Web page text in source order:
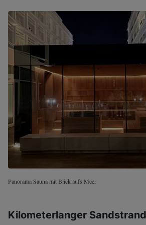
Panorama Sauna mit Blick aufs Meer
Kilometerlanger Sandstrand